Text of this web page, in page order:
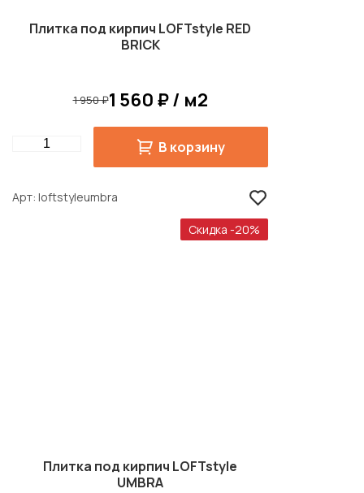
Плитка под кирпич LOFTstyle RED
BRICK
1 950 ₽1 560 ₽ / м2
Quantity В корзину
Арт loftstyleumbra
Скидка -20%
Плитка под кирпич LOFTstyle
UMBRA